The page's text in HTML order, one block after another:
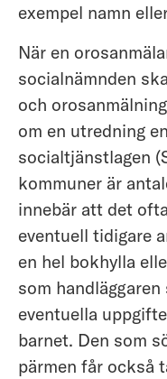
exempel namn
När en
socialnämnden
och
om en utredning
socialtjänstlagen
kommuner är
innebär att det
eventuell tidigare
en hel bokhylla
som
eventuella
barnet. Den som
pärmen får också